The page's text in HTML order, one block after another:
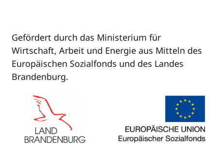
Gefördert durch das Ministerium für
Wirtschaft, Arbeit und Energie aus Mitteln des
Europäischen Sozialfonds und des Landes
Brandenburg.